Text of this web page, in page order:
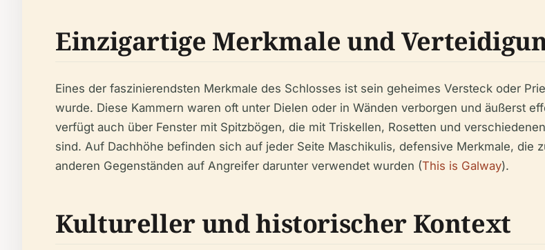
Einzigartige Merkmale und
Eines der faszinierendsten Merkmale des Schlosses ist sein geheimes Versteck oder
wurde. Diese Kammern waren oft unter Dielen oder in Wänden verborgen und äußerst
verfügt auch über Fenster mit Spitzbögen, die mit Triskellen, Rosetten und
sind. Auf Dachhöhe befinden sich auf jeder Seite Maschikulis, defensive Merkmale, die
anderen Gegenständen auf Angreifer darunter verwendet wurden (This is Galway).
Kultureller und historischer Kontext